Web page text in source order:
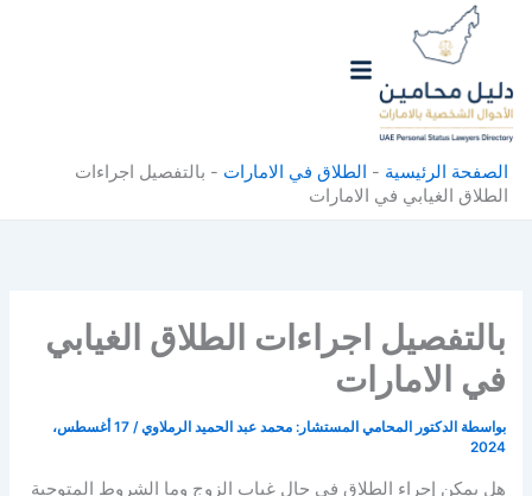
الصفحة الرئيسية - الطلاق في الامارات - بالتفصيل اجراءات
الطلاق الغيابي في الامارات
بالتفصيل اجراءات الطلاق الغيابي
في الامارات
بواسطة الدكتور المحامي المستشار: محمد عبد الحميد الرملاوي/
17 أغسطس،
2024
هل يمكن إجراء الطلاق في حال غياب الزوج وما الشروط المتوجبة